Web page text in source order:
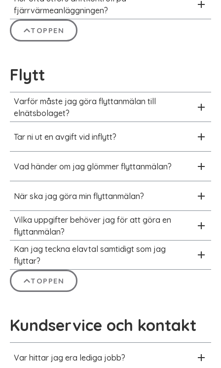
fjärrvärmeanläggningen?
TOPPEN
Flytt
Varför måste jag göra flyttanmälan till
elnätsbolaget?
Tar ni ut en avgift vid inflytt?
Vad händer om jag glömmer flyttanmälan?
När ska jag göra min flyttanmälan?
Vilka uppgifter behöver jag för att göra en
flyttanmälan?
Kan jag teckna elavtal samtidigt som jag
flyttar?
TOPPEN
Kundservice och kontakt
Var hittar jag era lediga jobb?